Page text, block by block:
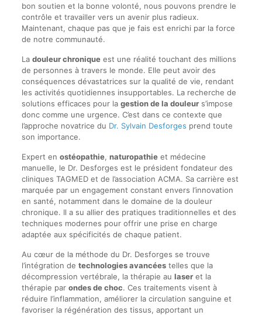
bon soutien et la bonne volonté, nous pouvons prendre le
contrôle et travailler vers un avenir plus radieux.
Maintenant, chaque pas que je fais est enrichi par la force
de notre communauté.
La douleur chroniqueest une réalité touchant des millions
de personnes à travers le monde. Elle peut avoir des
conséquences dévastatrices sur la qualité de vie, rendant
les activités quotidiennes insupportables. La recherche de
solutions efficaces pour la gestion de la douleurs’impose
donc comme une urgence. C’est dans ce contexte que
l’approche novatrice du Dr. Sylvain Desforges prend toute
son importance.
Expert en ostéopathie, naturopathieet médecine
manuelle, le Dr. Desforges est le président fondateur des
cliniques TAGMED et de l’association ACMA. Sa carrière est
marquée par un engagement constant envers l’innovation
en santé, notamment dans le domaine de la douleur
chronique. Il a su allier des pratiques traditionnelles et des
techniques modernes pour offrir une prise en charge
adaptée aux spécificités de chaque patient.
Au cœur de la méthode du Dr. Desforges se trouve
l’intégration de technologies avancéestelles que la
décompression vertébrale, la thérapie au laseret la
thérapie par ondes de choc. Ces traitements visent à
réduire l’inflammation, améliorer la circulation sanguine et
favoriser la régénération des tissus, apportant un